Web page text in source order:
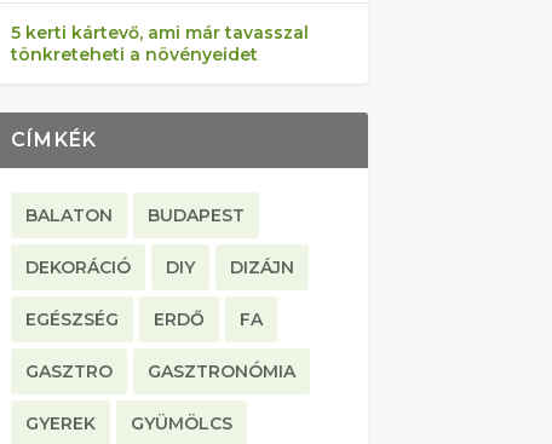
5 kerti kártevő, ami már tavasszal
tönkreteheti a növényeidet
CÍMKÉK
BALATON BUDAPEST
DEKORÁCIÓ DIY DIZÁJN
EGÉSZSÉG ERDŐ FA
GASZTRO GASZTRONÓMIA
GYEREK GYÜMÖLCS